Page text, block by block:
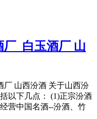
_白玉酒厂 山
厂 山西汾酒 关于山西汾
以下几点： (1)正宗汾酒
营中国名酒--汾酒、竹